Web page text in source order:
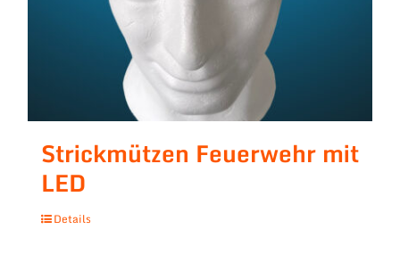
Strickmützen Feuerwehr mit
LED
Details